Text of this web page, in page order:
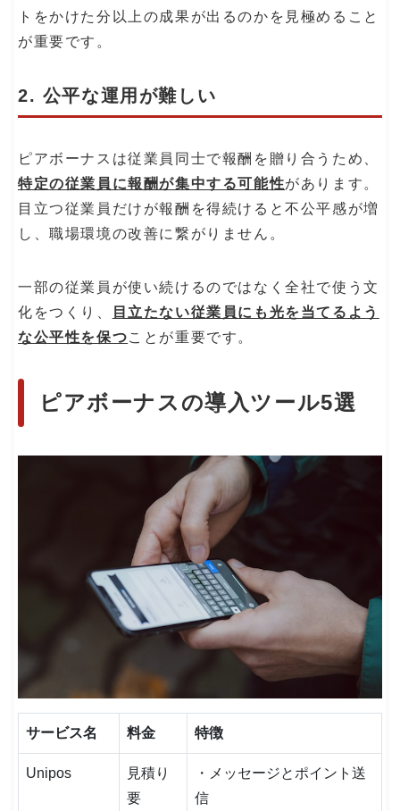
トをかけた分以上の成果が出るのかを見極めること
が重要です。
2. 公平な運用が難しい
ピアボーナスは従業員同士で報酬を贈り合うため、
特定の従業員に報酬が集中する可能性があります。
目立つ従業員だけが報酬を得続けると不公平感が増
し、職場環境の改善に繋がりません。
一部の従業員が使い続けるのではなく全社で使う文
化をつくり、
目立たない従業員にも光を当てるよう
な公平性を保つことが重要です。
ピアボーナスの導入ツール5選
サービス名 料金 特徴
Unipos
見積り
要
・メッセージとポイント送
信